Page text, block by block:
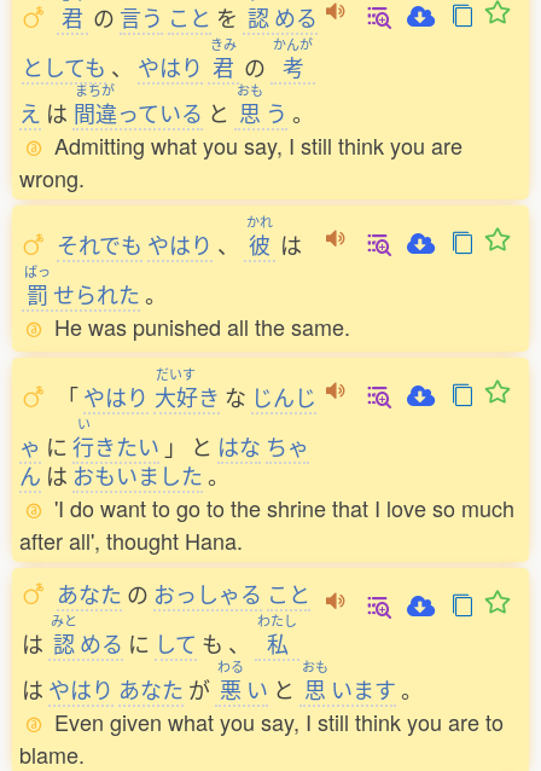
君 の 言う こと を 認める
としても 、 やはり
きみ
君 の
かんが
考
え は
まちが
間違っている と
おも
思 う 。
Admitting what you say, I still think you are
wrong.
それでも やはり 、
かれ
彼 は
ばっ
罰せられた。
He was punished all the same.
「やはり
だいす
大好き な じんじ
ゃ に
い
行きたい 」 と はな ちゃ
ん は おもいました。
'I do want to go to the shrine that I love so much
after all', thought Hana.
あなた の おっしゃる こと
は
みと
認める に して も 、
わたし
私
は やはり あなた が
わる
悪 い と
おも
思 います。
Even given what you say, I still think you are to
blame.